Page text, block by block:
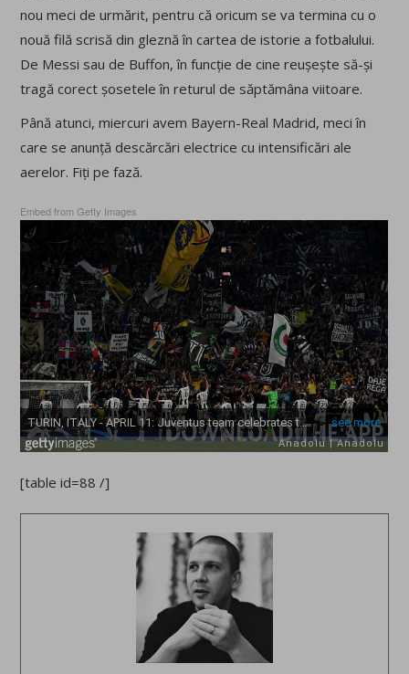
nou meci de urmărit, pentru că oricum se va termina cu o
nouă filă scrisă din gleznă în cartea de istorie a fotbalului.
De Messi sau de Buffon, în funcție de cine reușește să-și
tragă corect șosetele în returul de săptămâna viitoare.
Până atunci, miercuri avem Bayern-Real Madrid, meci în
care se anunță descărcări electrice cu intensificări ale
aerelor. Fiți pe fază.
Embed from Getty Images
[table id=88 /]